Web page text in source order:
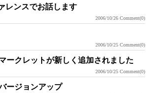
レンスでお話します
2006/10/26 Comment(0)
2006/10/25 Comment(0)
ークレットが新しく追加されました
2006/10/25 Comment(0)
ージョンアップ